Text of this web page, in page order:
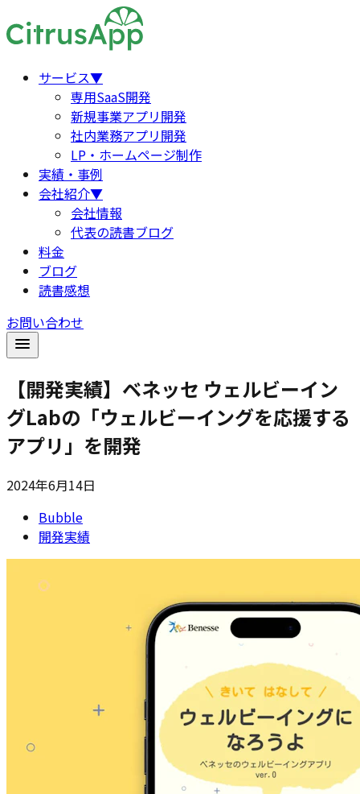
サービス▼
専用SaaS開発
新規事業アプリ開発
社内業務アプリ開発
LP・ホームページ制作
実績・事例
会社紹介▼
会社情報
代表の読書ブログ
料金
ブログ
読書感想
お問い合わせ
【開発実績】ベネッセ ウェルビーイン
グLabの「ウェルビーイングを応援する
アプリ」を開発
2024年6月14日
Bubble
開発実績